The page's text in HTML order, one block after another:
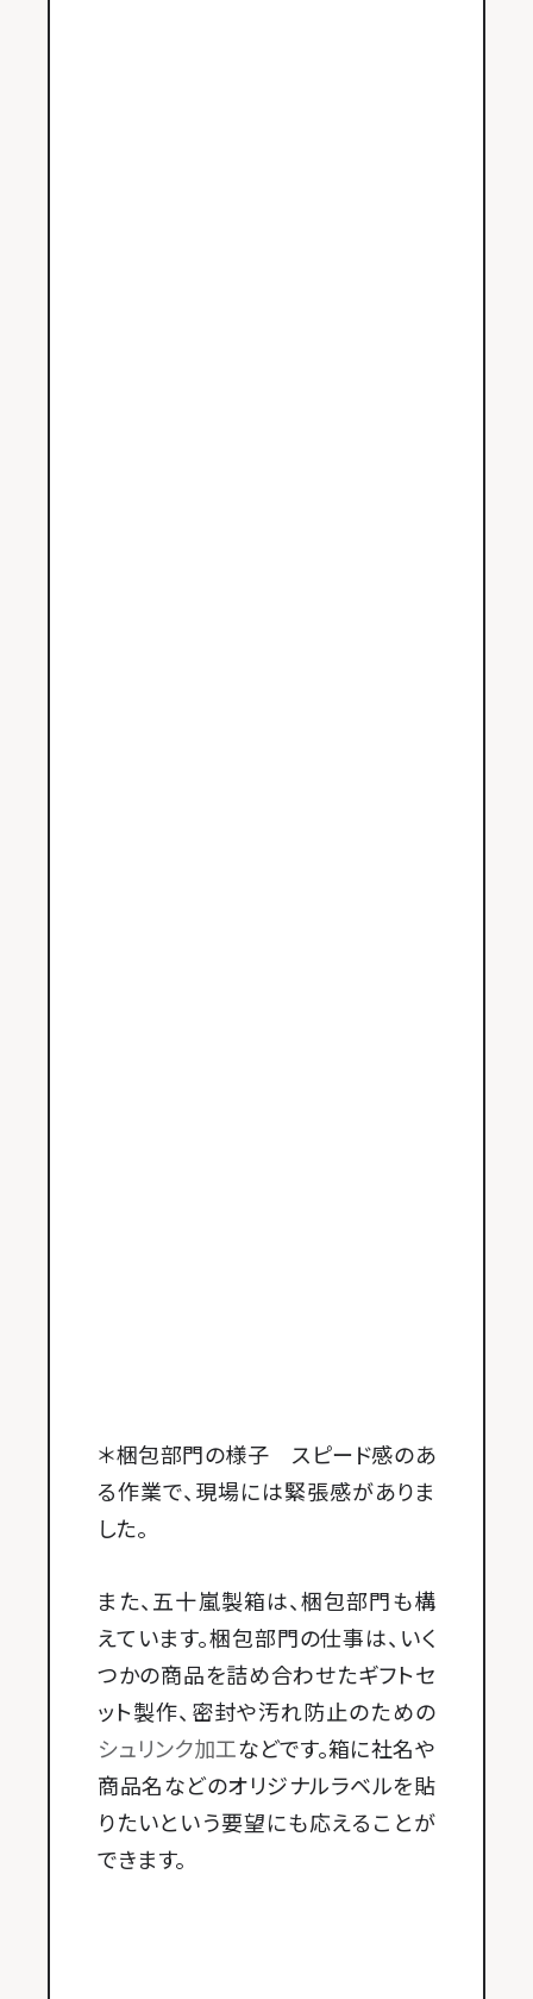
＊梱包部門の様子 スピード感のあ
る作業で、現場には緊張感がありま
した。
また、五十嵐製箱は、梱包部門も構
えています。梱包部門の仕事は、いく
つかの商品を詰め合わせたギフトセ
ット製作、密封や汚れ防止のための
シュリンク加工などです。箱に社名や
商品名などのオリジナルラベルを貼
りたいという要望にも応えることが
できます。